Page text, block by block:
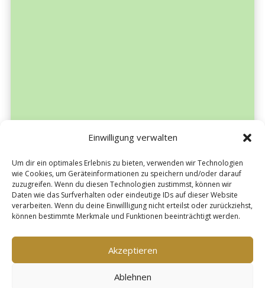
Einwilligung verwalten
Um dir ein optimales Erlebnis zu bieten, verwenden wir Technologien
wie Cookies, um Geräteinformationen zu speichern und/oder darauf
zuzugreifen. Wenn du diesen Technologien zustimmst, können wir
Daten wie das Surfverhalten oder eindeutige IDs auf dieser Website
verarbeiten. Wenn du deine Einwillligung nicht erteilst oder zurückziehst,
können bestimmte Merkmale und Funktionen beeinträchtigt werden.
Akzeptieren
Ablehnen